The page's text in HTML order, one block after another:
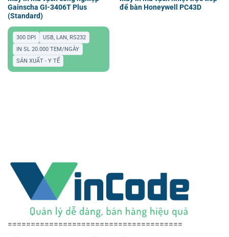
Gainscha GI-3406T Plus
(Standard)
300 DPI
USB, LAN, RS232
IN SL 20.000 TEM/NGÀY
SẢN XUẤT - Y TẾ
để bàn Honeywell PC43D
======================================